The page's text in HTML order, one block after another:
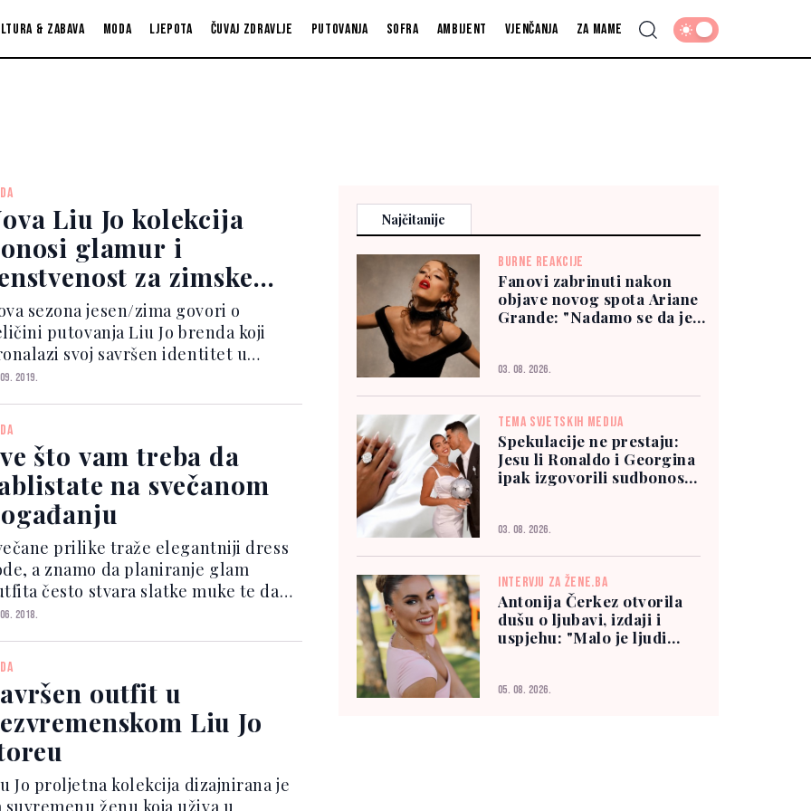
& zabava Moda Ljepota Čuvaj zdravlje Putovanja Sofra Ambijent Vjenčanja Za mame
Liu Jo kolekcija
glamur i
za zimske
sezona jesen/zima govori o
putovanja Liu Jo brenda koji
svoj savršen identitet u
evoluciji. Ovo je priča o
odabranom prije godinu
za nov početak vizije branda,
2019.
što vam treba da
na svečanom
prilike traže elegantniji dress
a znamo da planiranje glam
često stvara slatke muke te da
glamurozan izgled ipak potrebno
dan zablistali u punom sjaju,
vas smo pr...
2018.
outfit u
Liu Jo
Jo proljetna kolekcija dizajnirana je
Najčitanije
BURNE REAKCIJE
Fanovi zabrinuti nakon
objave novog spota Ariane
Grande: "Nadamo se da je
03. 08. 2026.
TEMA SVJETSKIH MEDIJA
Spekulacije ne prestaju:
Jesu li Ronaldo i Georgina
ipak izgovorili sudbonosno
03. 08. 2026.
INTERVJU ZA ŽENE.BA
Antonija Čerkez otvorila
dušu o ljubavi, izdaji i
uspjehu: "Malo je ljudi
05. 08. 2026.